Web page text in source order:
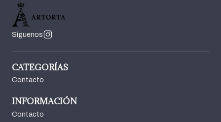
Síguenos
CATEGORÍAS
Contacto
INFORMACIÓN
Contacto